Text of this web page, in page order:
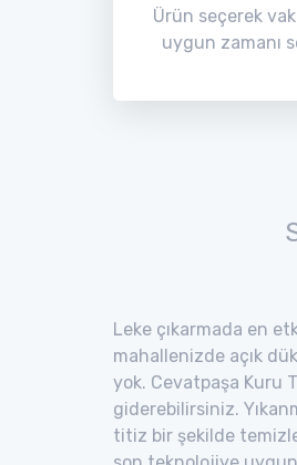
Ürün seçerek
uygun zamanı
Leke çıkarmada en
mahallenizde açık
yok. Cevatpaşa Kuru
giderebilirsiniz.
titiz bir şekilde